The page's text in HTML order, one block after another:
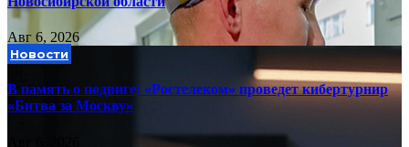
Авг 6, 2026
Новости
В память о подвиге: «Ростелеком» проведет кибертурнир
«Битва за Москву»